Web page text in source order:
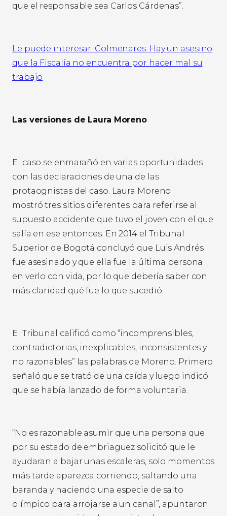
que el responsable sea Carlos Cárdenas”.
Le puede interesar: Colmenares: Hay un asesino
que la Fiscalía no encuentra por hacer mal su
trabajo
Las versiones de Laura Moreno
El caso se enmarañó en varias oportunidades
con las declaraciones de una de las
protaognistas del caso. Laura Moreno
mostró tres sitios diferentes para referirse al
supuesto accidente que tuvo el joven con el que
salía en ese entonces. En 2014 el Tribunal
Superior de Bogotá concluyó que Luis Andrés
fue asesinado y que ella fue la última persona
en verlo con vida, por lo que debería saber con
más claridad qué fue lo que sucedió.
El Tribunal calificó como “incomprensibles,
contradictorias, inexplicables, inconsistentes y
no razonables” las palabras de Moreno. Primero
señaló que se trató de una caída y luego indicó
que se había lanzado de forma voluntaria.
“No es razonable asumir que una persona que
por su estado de embriaguez solicitó que le
ayudaran a bajar unas escaleras, solo momentos
más tarde aparezca corriendo, saltando una
baranda y haciendo una especie de salto
olímpico para arrojarse a un canal”, apuntaron